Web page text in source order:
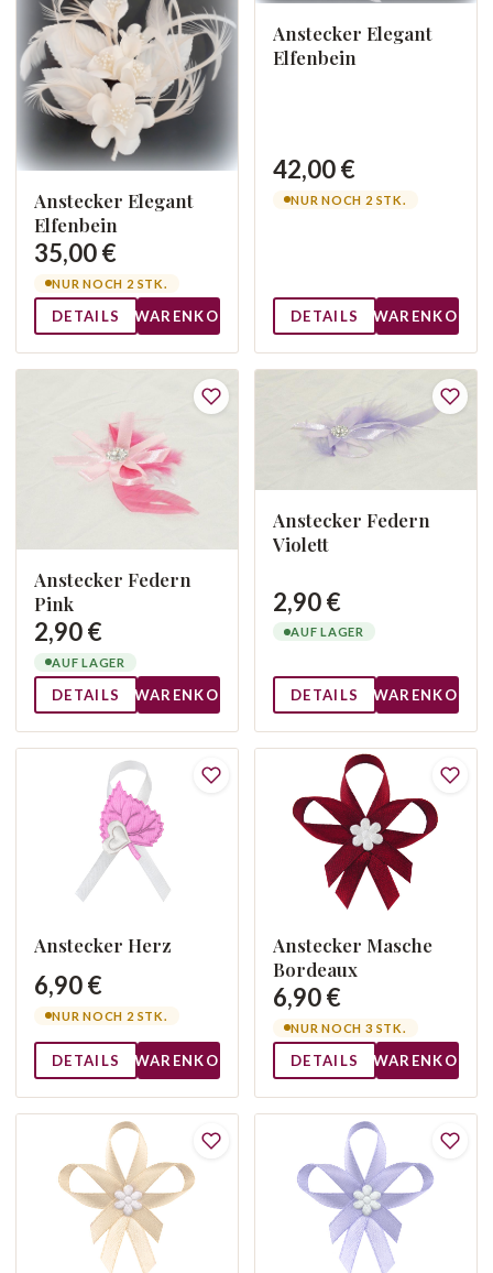
Anstecker Elegant
Elfenbein
35,00 €
NUR NOCH 2 STK.
DETAILS WARENKORB
Anstecker Elegant
Elfenbein
42,00 €
NUR NOCH 2 STK.
DETAILS WARENKORB
Anstecker Federn
Pink
2,90 €
AUF LAGER
DETAILS WARENKORB
Anstecker Federn
Violett
2,90 €
AUF LAGER
DETAILS WARENKORB
Anstecker Herz
6,90 €
NUR NOCH 2 STK.
DETAILS WARENKORB
Anstecker Masche
Bordeaux
6,90 €
NUR NOCH 3 STK.
DETAILS WARENKORB